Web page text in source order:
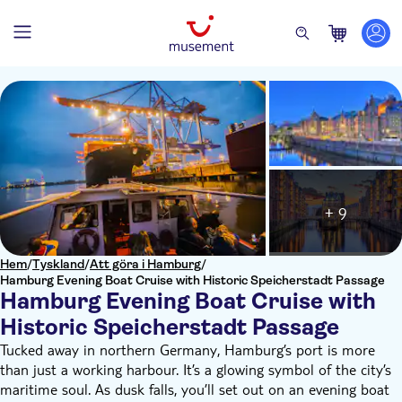
Hem/Tyskland/Att göra i Hamburg/
Hamburg Evening Boat Cruise with Historic Speicherstadt Passage
Hamburg Evening Boat Cruise with
Historic Speicherstadt Passage
+ 9
Tucked away in northern Germany, Hamburg’s port is more
than just a working harbour. It’s a glowing symbol of the city’s
maritime soul. As dusk falls, you’ll set out on an evening boat